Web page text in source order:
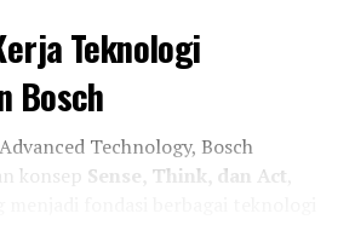
Teknologi
Bosch
Technology, Bosch
konsep Sense, Think, dan Act